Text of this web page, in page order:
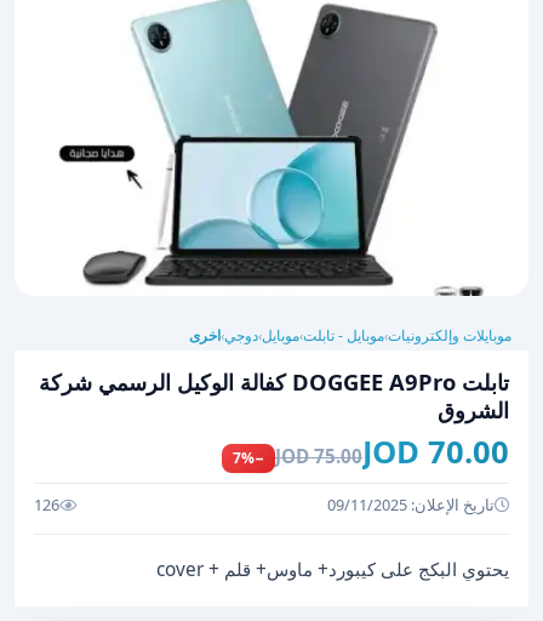
موبايلات وإلكترونيات›موبايل - تابلت›موبايل›دوجي›اخرى
تابلت DOGGEE A9Pro كفالة الوكيل الرسمي شركة
الشروق
70.00 JOD
75.00 JOD
−7%
تاريخ الإعلان: 09/11/2025 126
يحتوي البكج على كيبورد+ ماوس+ قلم + cover